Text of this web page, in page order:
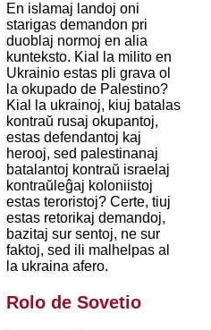
En islamaj landoj oni
starigas demandon pri
duoblaj normoj en alia
kunteksto. Kial la milito en
Ukrainio estas pli grava ol
la okupado de Palestino?
Kial la ukrainoj, kiuj batalas
kontraŭ rusaj okupantoj,
estas defendantoj kaj
herooj, sed palestinanaj
batalantoj kontraŭ israelaj
kontraŭleĝaj koloniistoj
estas teroristoj? Certe, tiuj
estas retorikaj demandoj,
bazitaj sur sentoj, ne sur
faktoj, sed ili malhelpas al
la ukraina afero.
Rolo de Sovetio